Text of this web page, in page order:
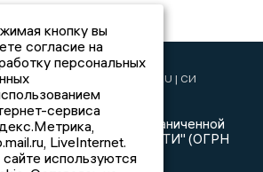
2019 © VORONEZHNEWS.RU | СИ
«Воронежские новости»
Общество с ограниченной
"РЕГИОНАЛЬНЫЕ НОВОСТИ" (ОГРН
кнопку вы
согласие на
персональных
сервиса
LiveInternet.
используются